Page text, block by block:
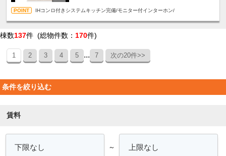
IHコンロ付きシステムキッチン完備/モニター付インターホン/
棟数137件 (総物件数： 170件)
1 2 3 4 5 ... 7 次の20件>>
条件を絞り込む
賃料
～